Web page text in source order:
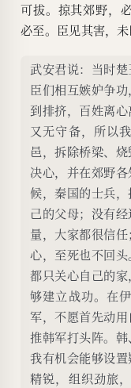
可拔。掠其郊野，
必至。臣见其害，未
武安君说：当时
臣们相互嫉妒争
到排挤，百姓离心
又无守备，所以
邑，拆除桥梁、
决心，并在郊野
候，秦国的士兵
己的父母；没有
量，大家都很信
心，至死也不回头
都只关心自己的
够建立战功。在
军，不愿首先动
推韩军打头阵。
我有机会能够设
精锐，组织劲旅